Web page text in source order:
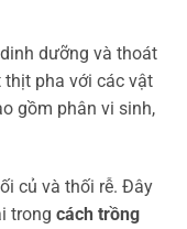
dưỡng và thoát
pha với các vật
gồm phân vi sinh,
củ và thối rễ. Đây
trong cách trồng